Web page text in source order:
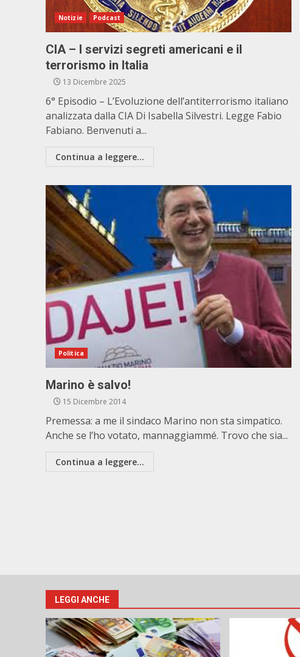
Notizie Podcast
CIA – I servizi segreti americani e il
terrorismo in Italia
13 Dicembre 2025
6° Episodio – L’Evoluzione dell’antiterrorismo italiano
analizzata dalla CIA Di Isabella Silvestri. Legge Fabio
Fabiano. Benvenuti a...
Continua a leggere...
Politica
Marino è salvo!
15 Dicembre 2014
Premessa: a me il sindaco Marino non sta simpatico.
Anche se l’ho votato, mannaggiammé. Trovo che sia...
Continua a leggere...
LEGGI ANCHE